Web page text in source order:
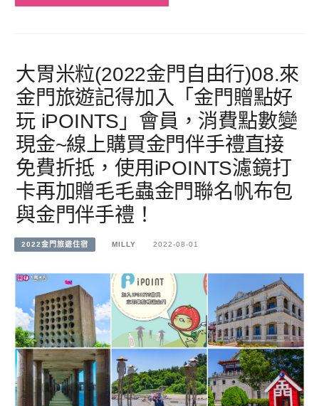
大胃米粒(2022金門自由行)08.來
金門旅遊記得加入「金門贈點好
玩 iPOINTS」會員，消費點數變
現金~線上購買金門伴手禮直接
免費折抵，使用iPOINTS濾鏡打
卡再加贈毛毛蟲金門聯名帆布包
與金門伴手禮！
2022金門旅遊住宿 MILLY 2022-08-01